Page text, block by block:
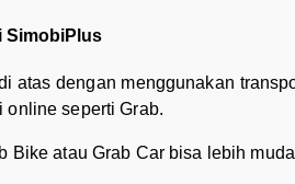
SimobiPlus
atas dengan menggunakan
online seperti Grab.
Bike atau Grab Car bisa lebih